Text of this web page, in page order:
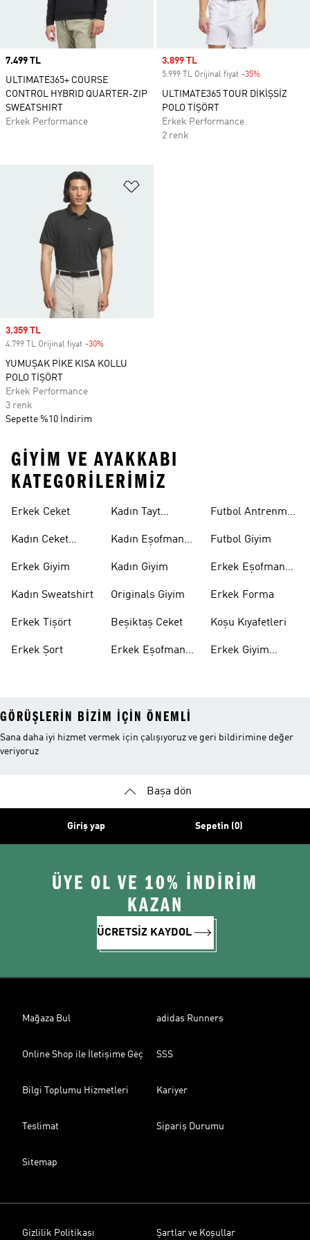
Price
7.499 TL
ULTIMATE365+ COURSE
CONTROL HYBRID QUARTER-ZIP
SWEATSHIRT
Erkek Performance
Sale price
3.899 TL
5.999 TL Orijinal fiyat -35%
ULTIMATE365 TOUR DİKİŞSİZ
POLO TİŞÖRT
Erkek Performance
2 renk
Sale price
3.359 TL
4.799 TL Orijinal fiyat -30%
YUMUŞAK PİKE KISA KOLLU
POLO TİŞÖRT
Erkek Performance
3 renk
Sepette %10 İndirim
GIYIM VE AYAKKABI
KATEGORILERIMIZ
Erkek Ceket
Kadın Ceket
Erkek Giyim
Kadın Sweatshirt
Erkek Tişört
Erkek Şort
Kadın Tayt
Kadın Eşofman
Kadın Giyim
Originals Giyim
Beşiktaş Ceket
Erkek Eşofman
Futbol Antrenman
Futbol Giyim
Erkek Eşofman
Erkek Forma
Koşu Kıyafetleri
Erkek Giyim
GÖRÜŞLERIN BIZIM IÇIN ÖNEMLI
Sana daha iyi hizmet vermek için çalışıyoruz ve geri bildirimine değer
veriyoruz
Başa dön
Giriş yap Sepetin (0)
ÜYE OL VE 10% İNDİRİM
KAZAN
ÜCRETSİZ KAYDOL
Mağaza Bul adidas Runners
Online Shop ile İletişime Geç SSS
Bilgi Toplumu Hizmetleri Kariyer
Teslimat Sipariş Durumu
Sitemap
Gizlilik Politikası Şartlar ve Koşullar